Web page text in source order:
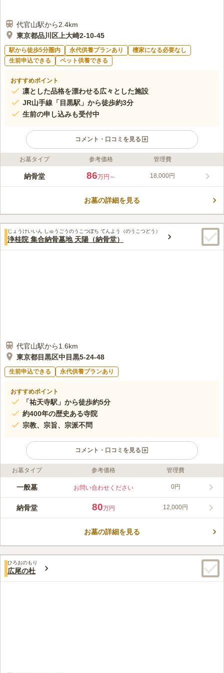
代官山駅から2.4km
東京都品川区上大崎2-10-45
駅から徒歩5分圏内 永代供養プランあり
檀家になる必要なし
生前申込できる
ペット供養できる
おすすめポイント
凛とした品格を漂わせる広々とした施設
JR山手線「目黒駅」から徒歩約3分
生前の申し込みも受付中
コメント・口コミを見る
ライフドット編集部のコメント
目黒の一等地にある、宗教不問で誰でも利用できる自動搬送型納
立地。目黒御廟は、浄土真宗本願寺派の應慶寺（住職：樹谷 淳
スのため毎月一回の休館日がございます。詳しくはお問い合わせ
ください。
口コミ評価
みんなの評価
4.3 口コミ 7件
50代男性
JR目黒駅から徒歩で行けるほど近いと言うこともあり、自然環
お墓タイプ 参考価格 管理費
納骨堂 86万円～ 18,000円
お墓の詳細を見る
じょうけいいん しゅうごうのうこつぼち てんよう（のうこつどう）
浄桂院 集合納骨墓地 天陽（納骨堂）
代官山駅から1.6km
東京都目黒区中目黒5-24-48
生前申込できる 永代供養プランあり
おすすめポイント
「祐天寺駅」から徒歩約5分
約400年の歴史ある寺院
宗教、宗旨、宗派不問
コメント・口コミを見る
ライフドット編集部のコメント
浄桂院墓苑は、東急東横線「祐天寺駅」から近く、アクセス良好
歴史のある寺院墓地です。平坦な作りになっていて、歩きやすく
安心してお参りができます。改葬（お墓の引越し）も応相談にな
この霊園はまだ誰からも評価されていません。
お墓タイプ 参考価格 管理費
一般墓 お問い合わせください 0円
納骨堂 80万円 12,000円
お墓の詳細を見る
ひろおのもり
広尾の杜